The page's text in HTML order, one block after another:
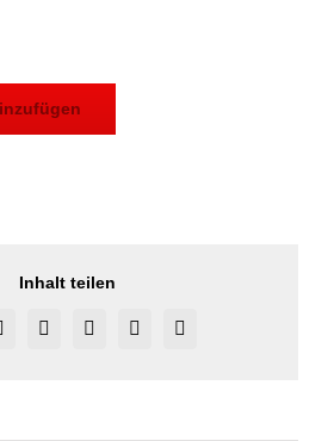
Inhalt teilen
RedditLinkedInPinterestVk